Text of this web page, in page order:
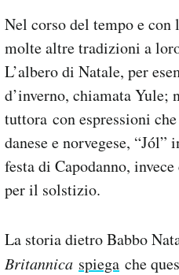
Nel corso del tempo e
molte altre tradizioni a
L’albero di Natale, per
d’inverno, chiamata
tuttora con espressioni
danese e norvegese,
festa di Capodanno,
per il solstizio.
La storia dietro Babbo
Britannica spiega che